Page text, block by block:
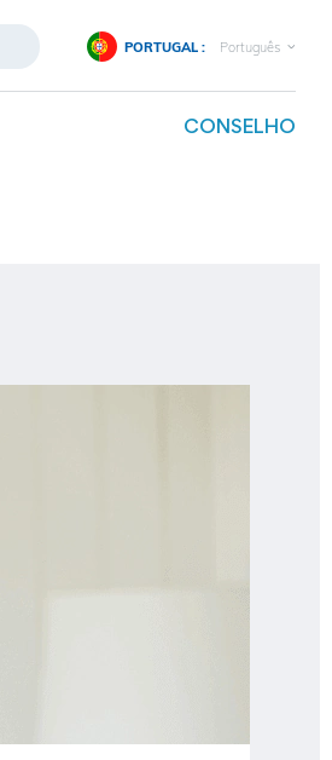
PORTUGAL : Português
CONSELHO